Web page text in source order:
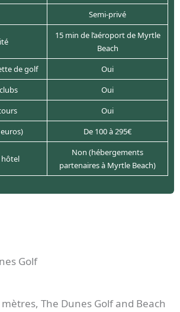
Semi-privé
15 min de l’aéroport de Myrtle
Beach
de golf
Oui
Oui
Oui
De 100 à 295€
hôtel
Non (hébergements
partenaires à Myrtle Beach)
Golf
The Dunes Golf and Beach